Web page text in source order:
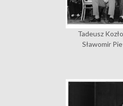
Tadeusz
Sławomir